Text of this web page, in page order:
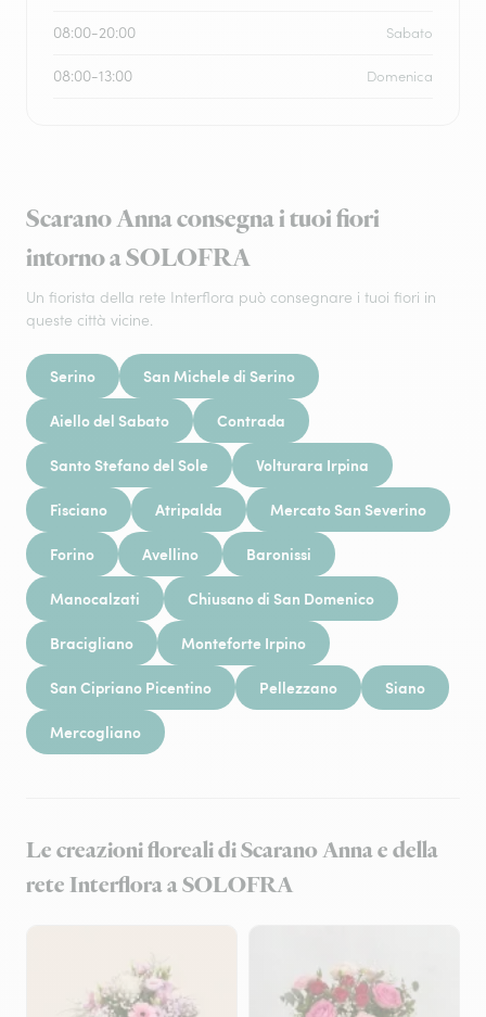
08:00-20:00 Sabato
08:00-13:00 Domenica
Scarano Anna consegna i tuoi fiori
intorno a SOLOFRA
Un fiorista della rete Interflora può consegnare i tuoi fiori in
queste città vicine.
Serino San Michele di Serino
Aiello del Sabato Contrada
Santo Stefano del Sole Volturara Irpina
Fisciano Atripalda Mercato San Severino
Forino Avellino Baronissi
Manocalzati Chiusano di San Domenico
Bracigliano Monteforte Irpino
San Cipriano Picentino Pellezzano Siano
Mercogliano
Le creazioni floreali di Scarano Anna e della
rete Interflora a SOLOFRA